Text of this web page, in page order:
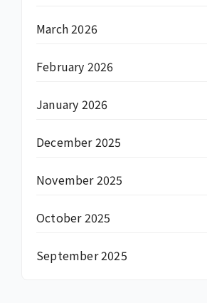
March 2026
February 2026
January 2026
December 2025
November 2025
October 2025
September 2025